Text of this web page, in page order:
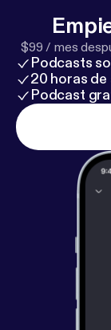
$99 / mes
Podcasts
20 horas de
Podcast